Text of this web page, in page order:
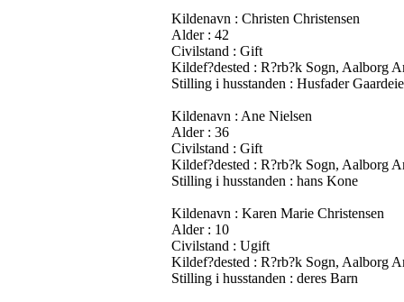
Kildenavn : Christen Christensen
Alder : 42
Civilstand : Gift
Kildef?dested : R?rb?k Sogn, Aalborg
Stilling i husstanden : Husfader
Kildenavn : Ane Nielsen
Alder : 36
Civilstand : Gift
Kildef?dested : R?rb?k Sogn, Aalborg
Stilling i husstanden : hans Kone
Kildenavn : Karen Marie Christensen
Alder : 10
Civilstand : Ugift
Kildef?dested : R?rb?k Sogn, Aalborg
Stilling i husstanden : deres Barn